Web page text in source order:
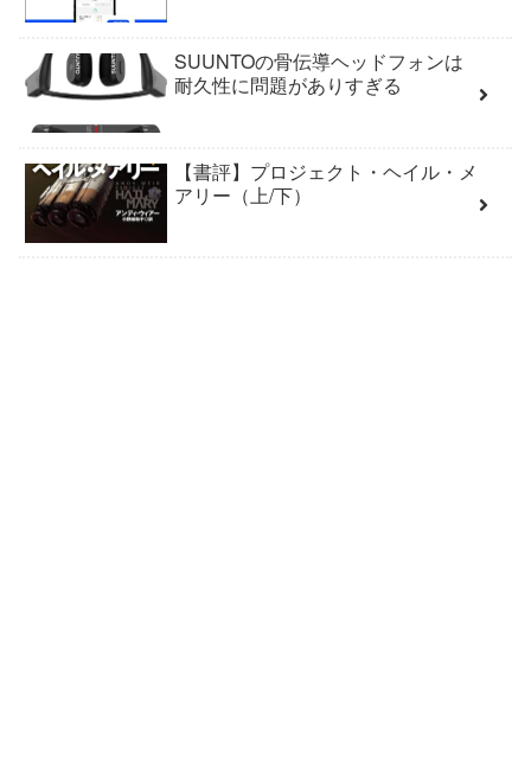
SUUNTOの骨伝導ヘッドフォンは
耐久性に問題がありすぎる
【書評】プロジェクト・ヘイル・メ
アリー（上/下）